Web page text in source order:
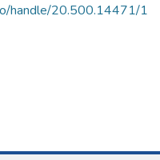
handle/20.500.14471/1